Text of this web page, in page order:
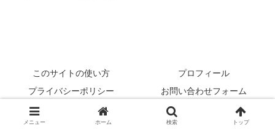
このサイトの使い方
プロフィール
プライバシーポリシー
お問い合わせフォーム
© 2022 rehabilikun.
メニュー ホーム 検索 トップ